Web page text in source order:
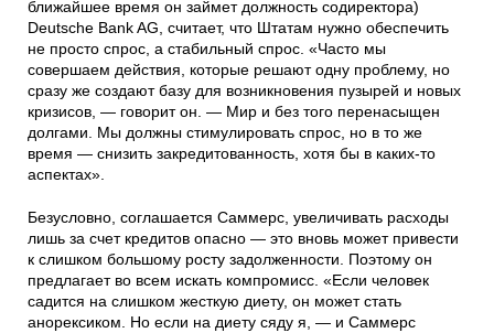
ближайшее время он займет должность содиректора)
Deutsche Bank AG, считает, что Штатам нужно обеспечить
не просто спрос, а стабильный спрос. «Часто мы
совершаем действия, которые решают одну проблему, но
сразу же создают базу для возникновения пузырей и новых
кризисов, — говорит он. — Мир и без того перенасыщен
долгами. Мы должны стимулировать спрос, но в то же
время — снизить закредитованность, хотя бы в каких-то
аспектах».
Безусловно, соглашается Саммерс, увеличивать расходы
лишь за счет кредитов опасно — это вновь может привести
к слишком большому росту задолженности. Поэтому он
предлагает во всем искать компромисс. «Если человек
садится на слишком жесткую диету, он может стать
анорексиком. Но если на диету сяду я, — и Саммерс